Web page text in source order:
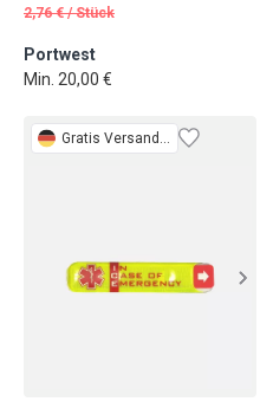
2,76 € /Stück
Portwest
Min. 20,00 €
Gratis Versand 3 Tage